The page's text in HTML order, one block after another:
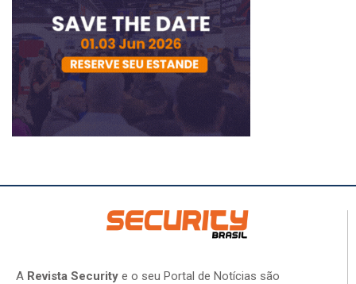
A Revista Security e o seu Portal de Notícias são